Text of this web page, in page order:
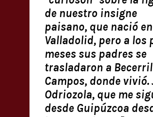
de nuestro insigne
paisano, que nació en
Valladolid, pero a los
meses sus padres se
trasladaron a
Campos, donde vivió.
Odriozola, que me
desde Guipúzcoa